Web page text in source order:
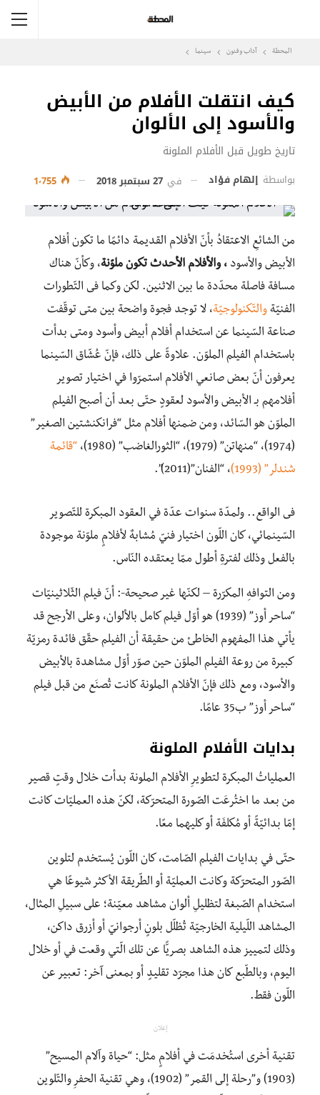
المحطة آداب وفنون سينما
كيف انتقلت الأفلام من الأبيض
والأسود إلى الألوان
تاريخ طويل قبل الأفلام الملونة
بواسطة إلهام فؤاد في 27 سبتمبر 2018
من الشائعِ الاعتقادُ بأنّ الأفلام القديمة دائمًا ما تكون أفلام
الأبيض والأسود ، والأفلام الأحدث تكون ملوّنة، وكأنّ هناك
مسافة فاصلة محدّدة ما بين الاثنين. لكن وكما فى التّطورات
الفنيّة والتّكنولوجيّة، لا توجد فجوة واضحة بين متى توقّفت
صناعة السّينما عن استخدام أفلام أبيض وأسود ومتى بدأت
باستخدام الفيلم الملوّن. علاوةً على ذلك، فإنّ عُشّاق السّينما
يعرفون أنّ بعض صانعي الأفلام استمرّوا في اختيار تصوير
أفلامهم بـ الأبيض والأسود لعقودٍ حتّى بعد أن أصبح الفيلم
الملوّن هو السّائد، ومن ضمنها أفلام مثل “فرانكنشتين الصغير”
(1974)، “منهاتن” (1979)، “الثورالغاضب” (1980)،
“قائمة
شندلر” (1993)
، “الفنان”(2011)”.
فى الواقع.. ولمدّة سنوات عدّة في العقود المبكرة للتّصوير
السّينمائي، كان اللّون اختيار فنيّ مُشابهٌ لأفلامٍ ملوّنة موجودة
بالفعل وذلك لفترةِ أطول ممّا يعتقده النّاس.
ومن التوافهِ المكرّرة – لكنّها غير صحيحة-: أنّ فيلم الثّلاثينيّات
“ساحر أوز” (1939) هو أوّل فيلم كامل بالألوان، وعلى الأرجح قد
يأتي هذا المفهوم الخاطئ من حقيقة أن الفيلم حقّق فائدة رمزيّة
كبيرة من روعة الفيلم الملوّن حين صوّر أوّل مشاهدة بالأبيض
والأسود، ومع ذلك فإنّ الأفلام الملونة كانت تُصنَع من قبل فيلم
“ساحر أوز” ب35 عامًا.
بدايات الأفلام الملونة
العملياتُ المبكرة لتطويرِ الأفلام الملونة بدأت خلال وقتٍ قصير
من بعد ما اختُرعَت الصّورة المتحرّكة، لكنّ هذه العمليّات كانت
إمّا بدائيّةً أو مُكلفَة أو كليهما معًا.
حتّى في بدايات الفيلم الصّامت، كان اللّون يُستخدم لتلوين
الصّور المتحرّكة وكانت العمليّة أو الطّريقة الأكثر شيوعًا هي
استخدام الصّبغة لتظليلِ ألوان مشاهد معيّنة؛ على سبيلِ المثال،
المشاهد اللّيلية الخارجيّة تُظلّل بلونٍ أرجوانيّ أو أزرق داكن،
وذلك لتمييز هذه الشاهد بصريًّا عن تلك الّتي وقعت في أو خلال
اليوم، وبالطّبع كان هذا مجرّد تقليدٍ أو بمعنى آخر: تعبير عن
اللّون فقط.
إعلان
تقنية أخرى استُخدمَت في أفلامٍ مثل: “حياة وآلام المسيح”
(1903) و”رحلة إلى القمر” (1902)، وهي تقنية الحفرِ والتّلوين